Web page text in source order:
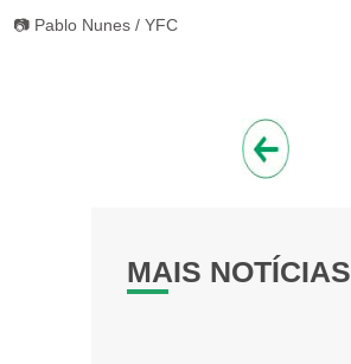
📷 Pablo Nunes / YFC
MAIS NOTÍCIAS